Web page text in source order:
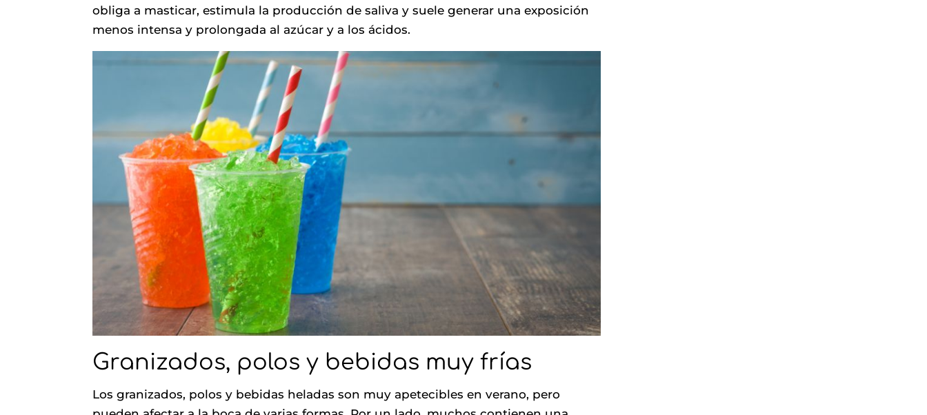
obliga a masticar, estimula la producción de saliva y suele generar una exposición
menos intensa y prolongada al azúcar y a los ácidos.
Granizados, polos y bebidas muy frías
Los granizados, polos y bebidas heladas son muy apetecibles en verano, pero